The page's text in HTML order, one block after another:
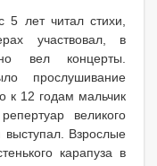
5 лет читал стихи,
участвовал, в
вел концерты.
прослушивание
к 12 годам мальчик
великого
Взрослые
карапуза в